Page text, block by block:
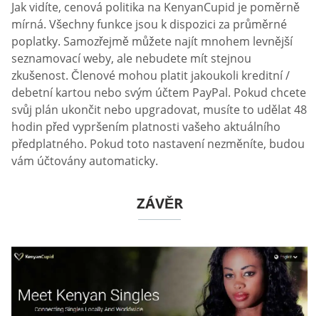
Jak vidíte, cenová politika na KenyanCupid je poměrně
mírná. Všechny funkce jsou k dispozici za průměrné
poplatky. Samozřejmě můžete najít mnohem levnější
seznamovací weby, ale nebudete mít stejnou
zkušenost. Členové mohou platit jakoukoli kreditní /
debetní kartou nebo svým účtem PayPal. Pokud chcete
svůj plán ukončit nebo upgradovat, musíte to udělat 48
hodin před vypršením platnosti vašeho aktuálního
předplatného. Pokud toto nastavení nezměníte, budou
vám účtovány automaticky.
ZÁVĚR